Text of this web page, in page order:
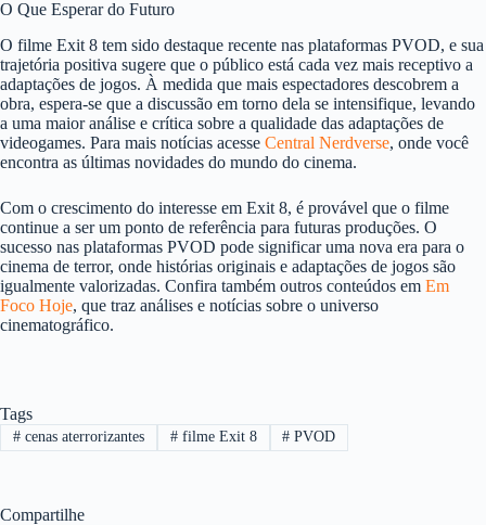
O Que Esperar do Futuro
O filme Exit 8 tem sido destaque recente nas plataformas PVOD, e sua
trajetória positiva sugere que o público está cada vez mais receptivo a
adaptações de jogos. À medida que mais espectadores descobrem a
obra, espera-se que a discussão em torno dela se intensifique, levando
a uma maior análise e crítica sobre a qualidade das adaptações de
videogames. Para mais notícias acesse Central Nerdverse, onde você
encontra as últimas novidades do mundo do cinema.
Com o crescimento do interesse em Exit 8, é provável que o filme
continue a ser um ponto de referência para futuras produções. O
sucesso nas plataformas PVOD pode significar uma nova era para o
cinema de terror, onde histórias originais e adaptações de jogos são
igualmente valorizadas. Confira também outros conteúdos em Em
Foco Hoje, que traz análises e notícias sobre o universo
cinematográfico.
Tags
#cenas aterrorizantes #filme Exit 8 # PVOD
Compartilhe